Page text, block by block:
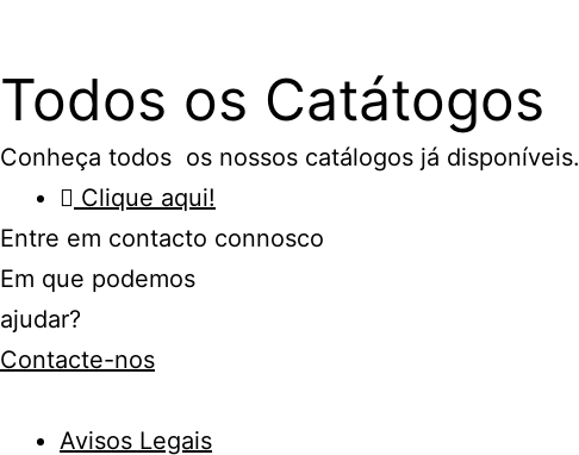
Todos os Catátogos
Conheça todos os nossos catálogos já disponíveis.
Clique aqui!
Entre em contacto connosco
Em que podemos
ajudar?
Contacte-nos
Avisos Legais